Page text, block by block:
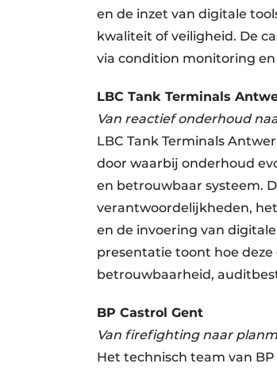
en de inzet van digitale
kwaliteit of veiligheid. De
via condition monitoring
LBC Tank Terminals
Van reactief onderhoud
LBC Tank Terminals
door waarbij onderhoud
en betrouwbaar systeem.
verantwoordelijkheden,
en de invoering van
presentatie toont hoe
betrouwbaarheid,
BP Castrol Gent
Van firefighting naar
Het technisch team van